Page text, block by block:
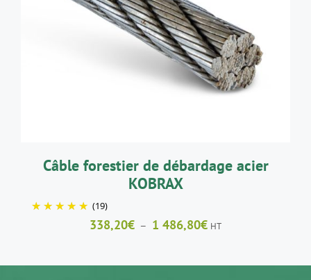
CHOIX DES OPTIONSCE
PRODUIT
A
PLUSIEURS
VARIATIONS.
LES
OPTIONS
LA
PAGE
DU
/ DÉTAILS
Câble forestier de débardage acier
KOBRAX
(19)
338,20€ – 1 486,80€Plage
HT